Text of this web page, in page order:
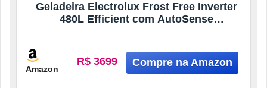
Geladeira Electrolux Frost Free Inverter
480L Efficient com AutoSense
Amazon
R$ 3699